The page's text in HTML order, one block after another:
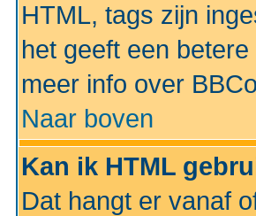
HTML, tags zijn
het geeft een
meer info over
Naar boven
Kan ik HTML
Dat hangt er vanaf